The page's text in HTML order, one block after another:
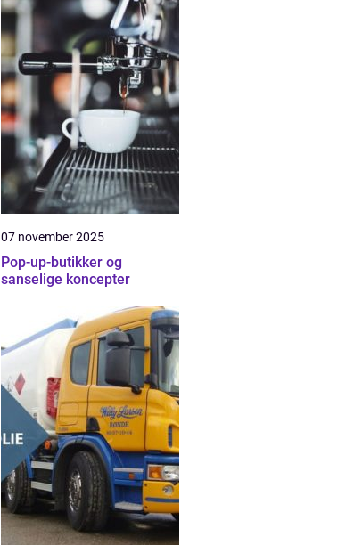
07 november 2025
Pop-up-butikker og
sanselige koncepter